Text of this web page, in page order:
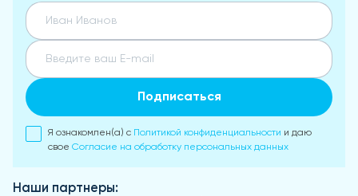
Подписаться
Я ознакомлен(а) с Политикой конфиденциальности и даю
свое Согласие на обработку персональных данных
Наши партнеры: